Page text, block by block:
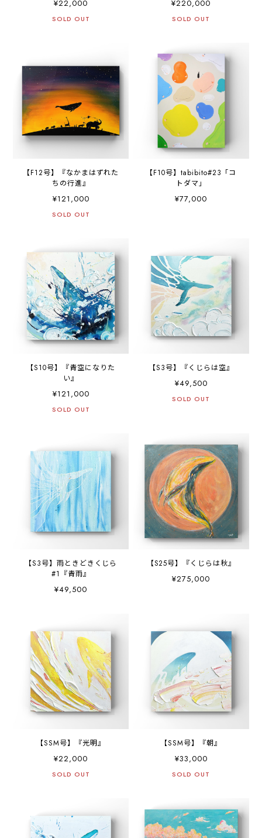
¥22,000
SOLD OUT
¥220,000
SOLD OUT
【F12号】『なかまはずれた
ちの行進』
¥121,000
SOLD OUT
【F10号】tabibito#23「コ
トダマ」
¥77,000
【S10号】『青空になりた
い』
¥121,000
SOLD OUT
【S3号】『くじらは空』
¥49,500
SOLD OUT
【S3号】雨ときどきくじら
#1『青雨』
¥49,500
【S25号】『くじらは秋』
¥275,000
【SSM号】『光明』
¥22,000
SOLD OUT
【SSM号】『朝』
¥33,000
SOLD OUT